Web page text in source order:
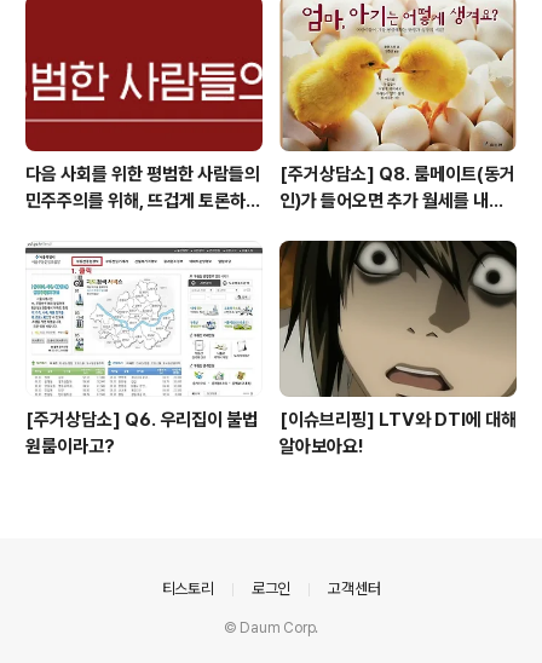
다음 사회를 위한 평범한 사람들의
민주주의를 위해, 뜨겁게 토론하고
[주거상담소] Q8. 룸메이트(동거
인)가 들어오면 추가 월세를 내야
[주거상담소] Q6. 우리집이 불법
원룸이라고?
[이슈브리핑] LTV와 DTI에 대해
알아보아요!
티스토리 로그인 고객센터
© Daum Corp.